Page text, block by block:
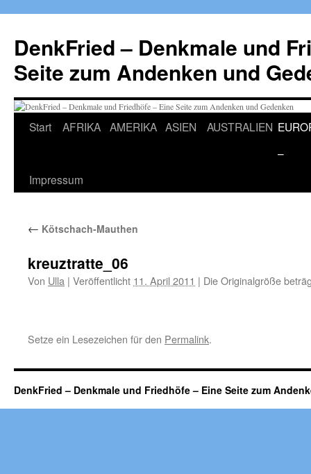
springen
DenkFried – Denkmale und
Seite zum Andenken und
Start AFRIKA AMERIKA ASIEN AUSTRALIEN
–
Impressum
← Kötschach-Mauthen
kreuztratte_06
Von Ulla | Veröffentlicht 11. April 2011 | Die Originalgröße
Setze ein Lesezeichen für den Permalink.
DenkFried – Denkmale und Friedhöfe – Eine Seite zum